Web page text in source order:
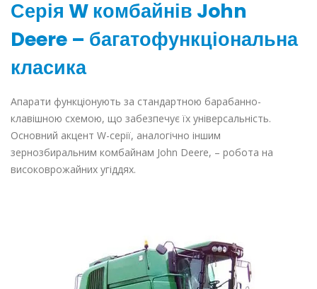
Серія W комбайнів John
Deere – багатофункціональна
класика
Апарати функціонують за стандартною барабанно-
клавішною схемою, що забезпечує їх універсальність.
Основний акцент W-серії, аналогічно іншим
зернозбиральним комбайнам John Deere, – робота на
високоврожайних угіддях.